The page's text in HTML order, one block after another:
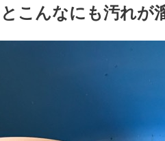
こんなにも汚れが